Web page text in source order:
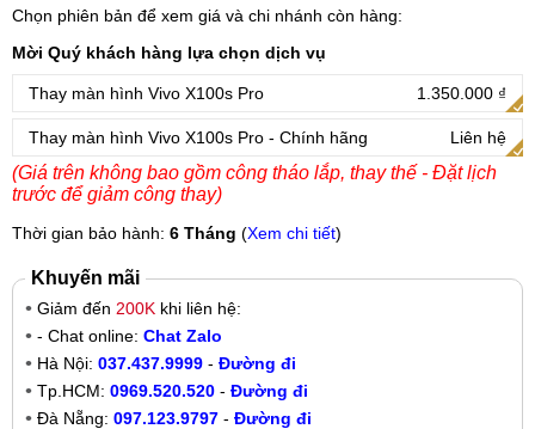
Chọn phiên bản để xem giá và chi nhánh còn hàng:
Mời Quý khách hàng lựa chọn dịch vụ
Thay màn hình Vivo X100s Pro 1.350.000 ₫
Thay màn hình Vivo X100s Pro - Chính hãng Liên hệ
(Giá trên không bao gồm công tháo lắp, thay thế - Đặt lịch
trước để giảm công thay)
Thời gian bảo hành: 6 Tháng (Xem chi tiết)
Khuyến mãi
Giảm đến 200K khi liên hệ:
- Chat online: Chat Zalo
Hà Nội: 037.437.9999 - Đường đi
Tp.HCM: 0969.520.520 - Đường đi
Đà Nẵng: 097.123.9797 - Đường đi